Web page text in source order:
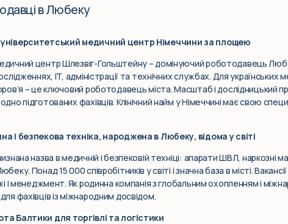
в Любеку
університетський медичний центр Німеччини за площею
центр Шлезвіг-Гольштейну – домінуючий роботодавець
IT, адміністрації та технічних службах. Для українських
– це ключовий роботодавець міста. Масштаб і дослідницький
підготованих фахівців. Клінічний найм у Німеччині має свою
і безпекова техніка, народжена в Любеку, відома у світі
назва в медичній і безпековій техніці: апарати ШВЛ, наркозні
Понад 15 000 співробітників у світі і значна база в місті.
і менеджмент. Як родинна компанія з глобальним охопленням і
фахівців із міжнародним досвідом.
Балтики для торгівлі та логістики